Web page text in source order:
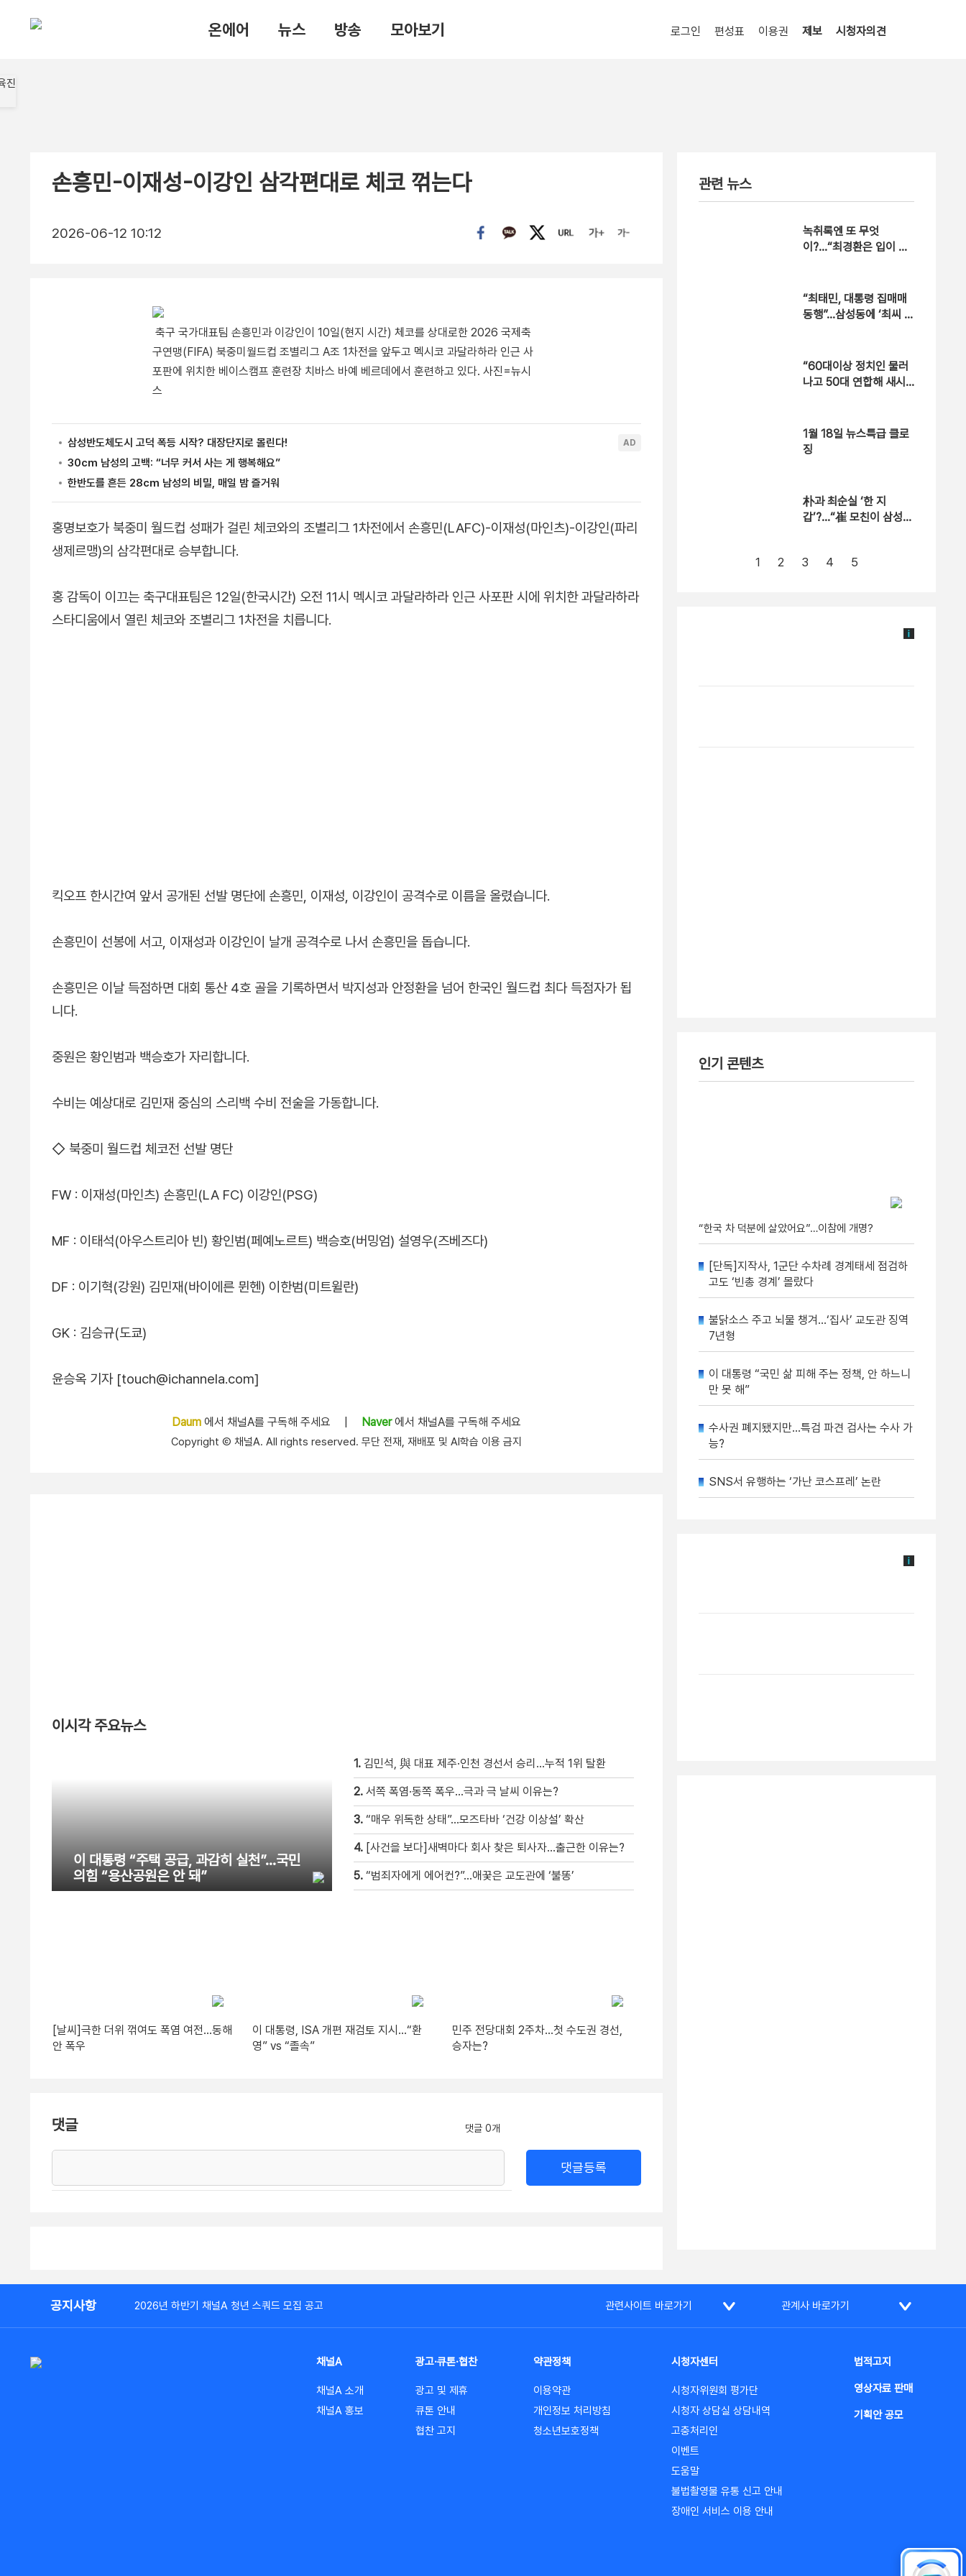
온에어 뉴스 방송 모아보기 로그인 편성표 이용권 제보 시청자의견
손흥민-이재성-이강인 삼각편대로 체코 꺾는다
2026-06-12 10:12
축구 국가대표팀 손흥민과 이강인이 10일(현지 시간) 체코를 상대로한 2026 국제축
구연맹(FIFA) 북중미월드컵 조별리그 A조 1차전을 앞두고 멕시코 과달라하라 인근 사
포판에 위치한 베이스캠프 훈련장 치바스 바예 베르데에서 훈련하고 있다. 사진=뉴시
스
홍명보호가 북중미 월드컵 성패가 걸린 체코와의 조별리그 1차전에서 손흥민(LAFC)-이재성(마인츠)-이강인(파리
생제르맹)의 삼각편대로 승부합니다.
홍 감독이 이끄는 축구대표팀은 12일(한국시간) 오전 11시 멕시코 과달라하라 인근 사포판 시에 위치한 과달라하라
스타디움에서 열린 체코와 조별리그 1차전을 치릅니다.
킥오프 한시간여 앞서 공개된 선발 명단에 손흥민, 이재성, 이강인이 공격수로 이름을 올렸습니다.
손흥민이 선봉에 서고, 이재성과 이강인이 날개 공격수로 나서 손흥민을 돕습니다.
손흥민은 이날 득점하면 대회 통산 4호 골을 기록하면서 박지성과 안정환을 넘어 한국인 월드컵 최다 득점자가 됩
니다.
중원은 황인범과 백승호가 자리합니다.
수비는 예상대로 김민재 중심의 스리백 수비 전술을 가동합니다.
◇ 북중미 월드컵 체코전 선발 명단
FW : 이재성(마인츠) 손흥민(LA FC) 이강인(PSG)
MF : 이태석(아우스트리아 빈) 황인범(페예노르트) 백승호(버밍엄) 설영우(즈베즈다)
DF : 이기혁(강원) 김민재(바이에른 뮌헨) 이한범(미트윌란)
GK : 김승규(도쿄)
윤승옥 기자 [touch@ichannela.com]
Daum 에서 채널A를 구독해 주세요 Naver에서 채널A를 구독해 주세요
Copyright Ⓒ 채널A. All rights reserved. 무단 전재, 재배포 및 AI학습 이용 금지
이시각 주요뉴스
이 대통령 “주택 공급, 과감히 실천”…국민
의힘 “용산공원은 안 돼”
1. 김민석, 與 대표 제주·인천 경선서 승리…누적 1위 탈환
2. 서쪽 폭염·동쪽 폭우…극과 극 날씨 이유는?
3. “매우 위독한 상태”…모즈타바 ‘건강 이상설’ 확산
4. [사건을 보다]새벽마다 회사 찾은 퇴사자…출근한 이유는?
5. “범죄자에게 에어컨?”…애꿎은 교도관에 ‘불똥’
[날씨]극한 더위 꺾여도 폭염 여전…동해
안 폭우
이 대통령, ISA 개편 재검토 지시…“환
영” vs “졸속”
민주 전당대회 2주차…첫 수도권 경선,
승자는?
댓글 댓글 0개
댓글등록
관련 뉴스
녹취록엔 또 무엇
이?…“최경환은 입이 싸”
“최태민, 대통령 집매매
동행”…삼성동에 ‘최씨 타
“60대이상 정치인 물러
나고 50대 연합해 새시
1월 18일 뉴스특급 클로
징
朴과 최순실 ‘한 지
갑’?…“崔 모친이 삼성동
1 2 3 4 5
인기 콘텐츠
“한국 차 덕분에 살았어요”…이참에 개명?
[단독]지작사, 1군단 수차례 경계태세 점검하
고도 ‘빈총 경계’ 몰랐다
불닭소스 주고 뇌물 챙겨…‘집사’ 교도관 징역
7년형
이 대통령 “국민 삶 피해 주는 정책, 안 하느니
만 못 해”
수사권 폐지됐지만…특검 파견 검사는 수사 가
능?
SNS서 유행하는 ‘가난 코스프레’ 논란
공지사항 2026년 하반기 채널A 청년 스쿼드 모집 공고 관련사이트 바로가기 관계사 바로가기
채널A
채널A 소개
채널A 홍보
광고·큐톤·협찬
광고 및 제휴
큐톤 안내
협찬 고지
약관정책
이용약관
개인정보 처리방침
청소년보호정책
시청자센터
시청자위원회 평가단
시청자 상담실 상담내역
고충처리인
이벤트
도움말
불법촬영물 유통 신고 안내
장애인 서비스 이용 안내
법적고지
영상자료 판매
기획안 공모